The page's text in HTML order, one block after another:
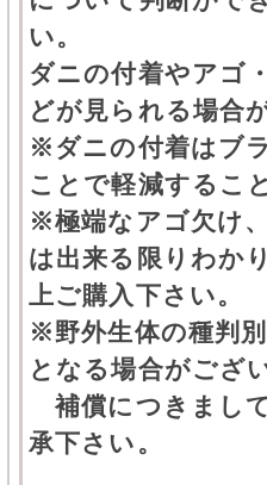
い。
ダニの付着やアゴ
どが見られる場合
※ダニの付着はブ
ことで軽減するこ
※極端なアゴ欠け
は出来る限りわか
上ご購入下さい。
※野外生体の種判
となる場合がござ
補償につきまし
承下さい。